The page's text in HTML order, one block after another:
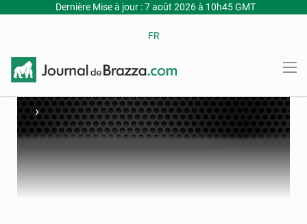
Dernière Mise à jour : 7 août 2026 à 10h45 GMT
FR
›